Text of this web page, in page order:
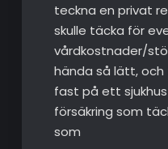
teckna en privat
skulle täcka för
vårdkostnader/
hända så lätt, och
fast på ett
försäkring som
som